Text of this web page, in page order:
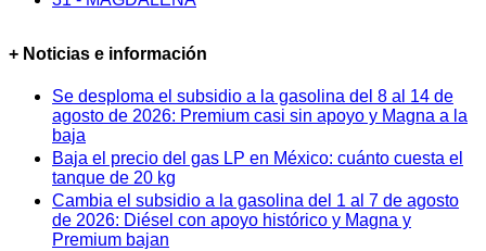
+ Noticias e información
Se desploma el subsidio a la gasolina del 8 al 14 de
agosto de 2026: Premium casi sin apoyo y Magna a la
baja
Baja el precio del gas LP en México: cuánto cuesta el
tanque de 20 kg
Cambia el subsidio a la gasolina del 1 al 7 de agosto
de 2026: Diésel con apoyo histórico y Magna y
Premium bajan